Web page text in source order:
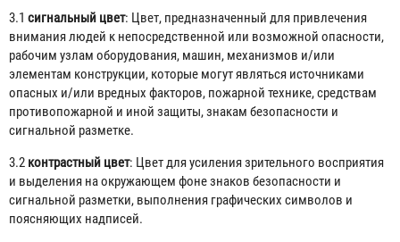
3.1 сигнальный цвет: Цвет, предназначенный для привлечения
внимания людей к непосредственной или возможной опасности,
рабочим узлам оборудования, машин, механизмов и/или
элементам конструкции, которые могут являться источниками
опасных и/или вредных факторов, пожарной технике, средствам
противопожарной и иной защиты, знакам безопасности и
сигнальной разметке.
3.2 контрастный цвет: Цвет для усиления зрительного восприятия
и выделения на окружающем фоне знаков безопасности и
сигнальной разметки, выполнения графических символов и
поясняющих надписей.